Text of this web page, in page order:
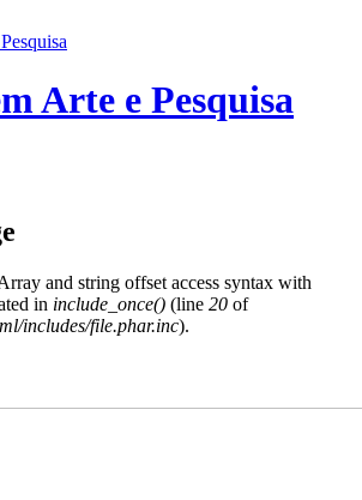
Arte e Pesquisa
and string offset access syntax with
in include_once() (line 20 of
includes/file.phar.inc).